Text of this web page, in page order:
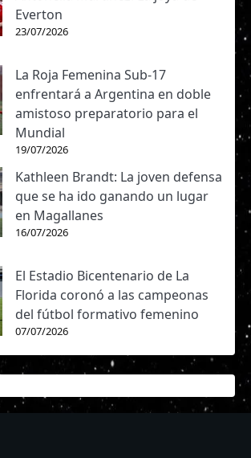
Everton
23/07/2026
La Roja Femenina Sub-17
enfrentará a Argentina en doble
amistoso preparatorio para el
Mundial
19/07/2026
Kathleen Brandt: La joven defensa
que se ha ido ganando un lugar
en Magallanes
16/07/2026
El Estadio Bicentenario de La
Florida coronó a las campeonas
del fútbol formativo femenino
07/07/2026